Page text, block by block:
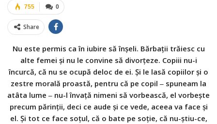
0
755
Share
Nu este permis ca în iubire să înşeli. Bărbaţii trăiesc cu
alte femei şi nu le convine să divorţeze. Copiii nu-i
încurcă, că nu se ocupă deloc de ei. Şi le lasă copiilor şi o
zestre morală proastă, pentru că pe copil ‒ spuneam la
atâta lume ‒ nu-l învaţă nimeni să vorbească, el vorbeşte
precum părinţii, deci ce aude şi ce vede, aceea va face şi
el. Şi tot ce face soţul, că o bate pe soţie, că nu-ştiu-ce,